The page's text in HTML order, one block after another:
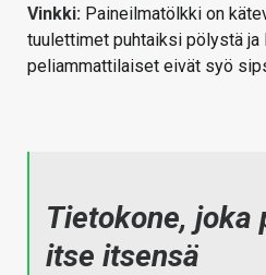
Vinkki: Paineilmatölkki on
tuulettimet puhtaiksi pölystä ja
peliammattilaiset eivät syö
Tietokone, joka
itse itsensä